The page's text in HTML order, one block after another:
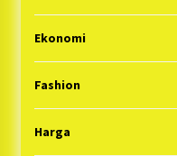
Ekonomi
Fashion
Harga